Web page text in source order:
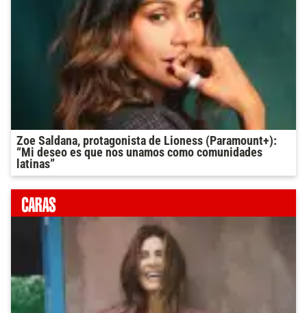
Zoe Saldana, protagonista de Lioness (Paramount+):
“Mi deseo es que nos unamos como comunidades
latinas”